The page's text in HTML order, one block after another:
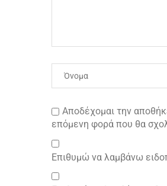
Αποδέχομαι την
επόμενη φορά που θα
Επιθυμώ να λαμβάνω